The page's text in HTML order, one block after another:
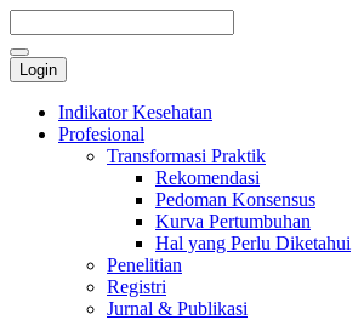
Login
Indikator Kesehatan
Profesional
Transformasi Praktik
Rekomendasi
Pedoman Konsensus
Kurva Pertumbuhan
Hal yang Perlu Diketahui
Penelitian
Registri
Jurnal & Publikasi